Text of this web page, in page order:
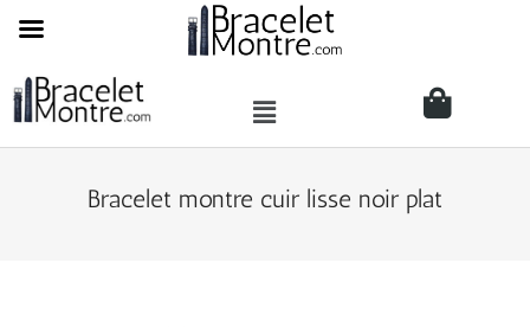
Bracelet montre cuir lisse noir plat